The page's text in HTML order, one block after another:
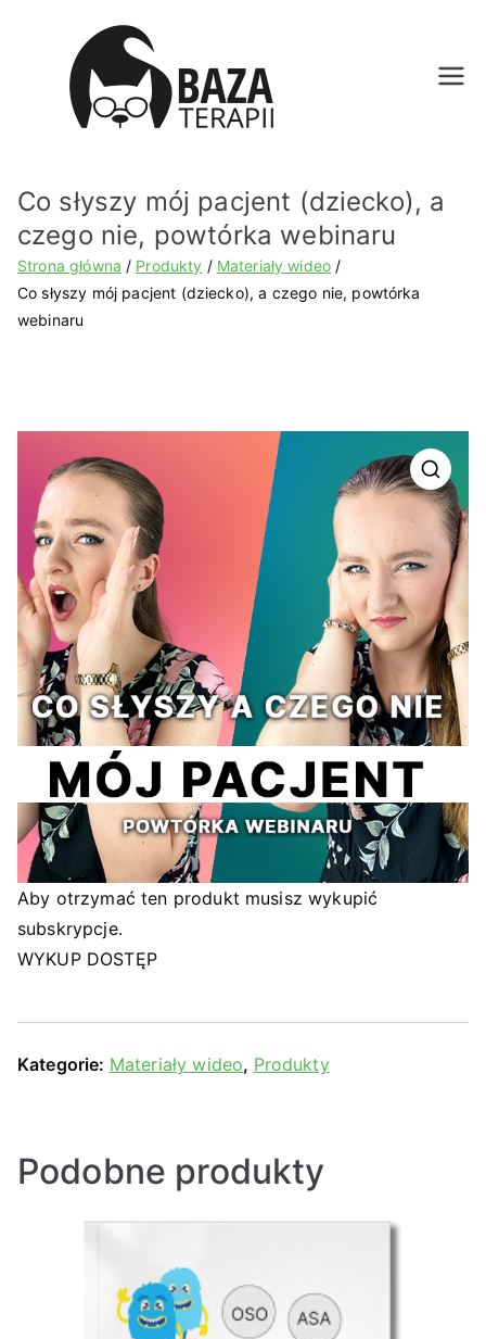
Bazat
pl
Co słyszy mój pacjent (dziecko), a
czego nie, powtórka webinaru
Strona główna Produkty
Materiały wideo
Co słyszy mój pacjent (dziecko), a czego nie, powtórka
webinaru
Aby otrzymać ten produkt musisz wykupić
subskrypcje.
WYKUP DOSTĘP
Kategorie: Materiały wideo, Produkty
Podobne produkty